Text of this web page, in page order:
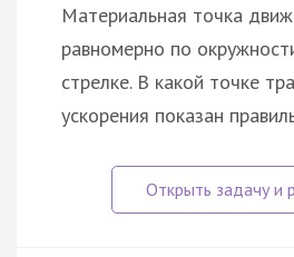
Материальная точка
равномерно по
стрелке. В какой точке
ускорения показан